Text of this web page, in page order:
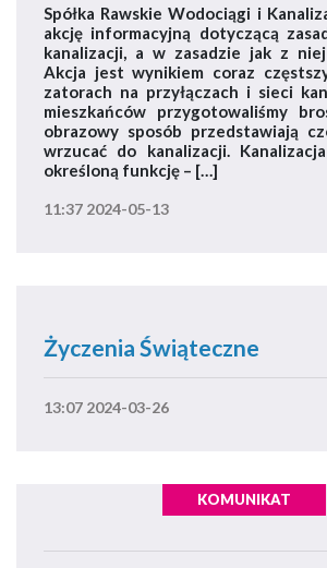
Spółka Rawskie Wodociągi i
akcję informacyjną dotyczącą
kanalizacji, a w zasadzie jak z
Akcja jest wynikiem coraz
zatorach na przyłączach i sieci
mieszkańców przygotowaliśmy
obrazowy sposób przedstawiają
wrzucać do kanalizacji.
określoną funkcję – […]
11:37 2024-05-13
Życzenia Świąteczne
13:07 2024-03-26
KOMUNIKAT